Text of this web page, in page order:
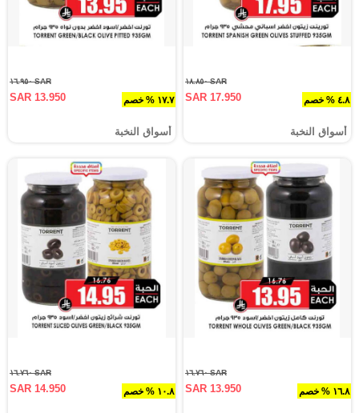
٤.٨ % خصم
SAR ١٨.٨٥٠
SAR 17.950
أسواق النخبة
١٧.٧ % خصم
SAR ١٦.٩٥٠
SAR 13.950
أسواق النخبة
١٦.٨ % خصم
SAR ١٦.٧٦٠
SAR 13.950 ١٠.٨ % خصم
SAR ١٦.٧٦٠
SAR 14.950